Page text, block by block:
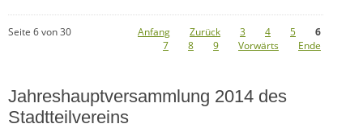
Seite 6 von 30 Anfang Zurück 3 4 5
6
7
8 9 Vorwärts Ende
Jahreshauptversammlung 2014 des
Stadtteilvereins